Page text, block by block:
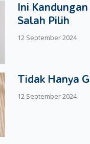
Ini
Salah Pilih
12 September 2024
Tidak Hanya
12 September 2024